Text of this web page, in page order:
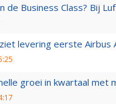
de Business Class? Bij
levering eerste
groei in kwartaal met